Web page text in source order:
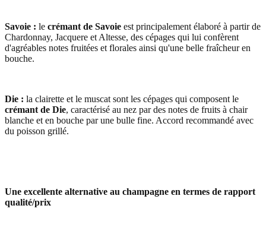
Savoie : le crémant de Savoie est principalement élaboré à partir de
Chardonnay, Jacquere et Altesse, des cépages qui lui confèrent
d'agréables notes fruitées et florales ainsi qu'une belle fraîcheur en
bouche.
Die : la clairette et le muscat sont les cépages qui composent le
crémant de Die, caractérisé au nez par des notes de fruits à chair
blanche et en bouche par une bulle fine. Accord recommandé avec
du poisson grillé.
Une excellente alternative au champagne en termes de rapport
qualité/prix